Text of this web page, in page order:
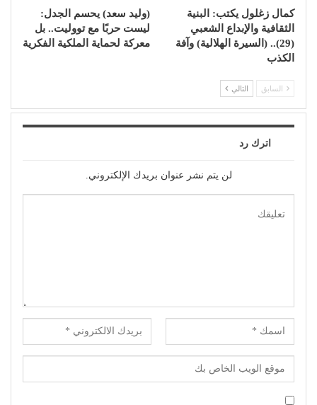
كمال زغلول يكتب: البنية
الثقافية والإبداع الشعبي
(29).. (السيرة الهلالية) وآفة
الكذب
(وليد سعد) يحسم الجدل:
ليست حربًا مع تووليت.. بل
معركة لحماية الملكية الفكرية
السابق التالي
اترك رد
لن يتم نشر عنوان بريدك الإلكتروني.